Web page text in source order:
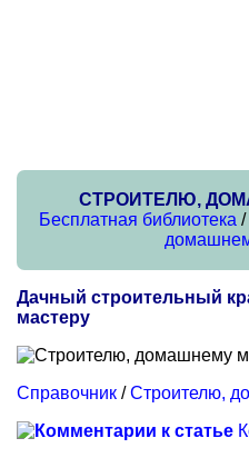
СТРОИТЕЛЮ,
Бесплатная библиотека /
Дачный строительный
мастеру
Справочник /Строителю,